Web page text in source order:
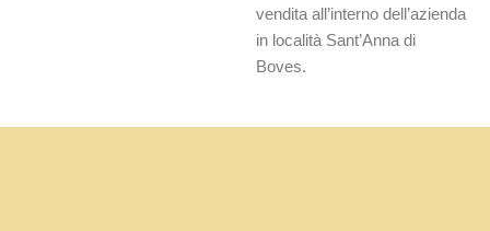
vendita all’interno dell’azienda
in località Sant’Anna di
Boves.